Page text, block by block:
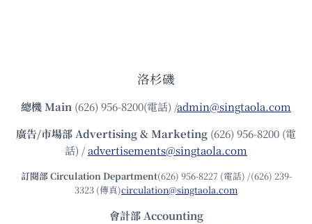
洛杉磯
總機Main (626) 956-8200(電話) /admin@singtaola.com
廣告/市場部Advertising & Marketing (626) 956-8200 (電
話) /advertisements@singtaola.com
訂閱部 Circulation Department(626) 956-8227 (電話) /(626) 239-
3323 (傳真)circulation@singtaola.com
會計部 Accounting